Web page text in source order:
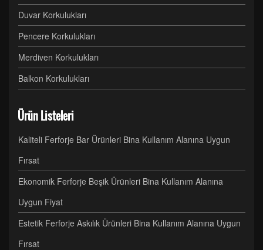
Duvar Korkulukları
Pencere Korkulukları
Merdiven Korkulukları
Balkon Korkulukları
Ürün Listeleri
Kaliteli Ferforje Bar Ürünleri Bina Kullanım Alanına Uygun
Fırsat
Ekonomik Ferforje Beşik Ürünleri Bina Kullanım Alanına
Uygun Fiyat
Estetik Ferforje Askılık Ürünleri Bina Kullanım Alanına Uygun
Fırsat